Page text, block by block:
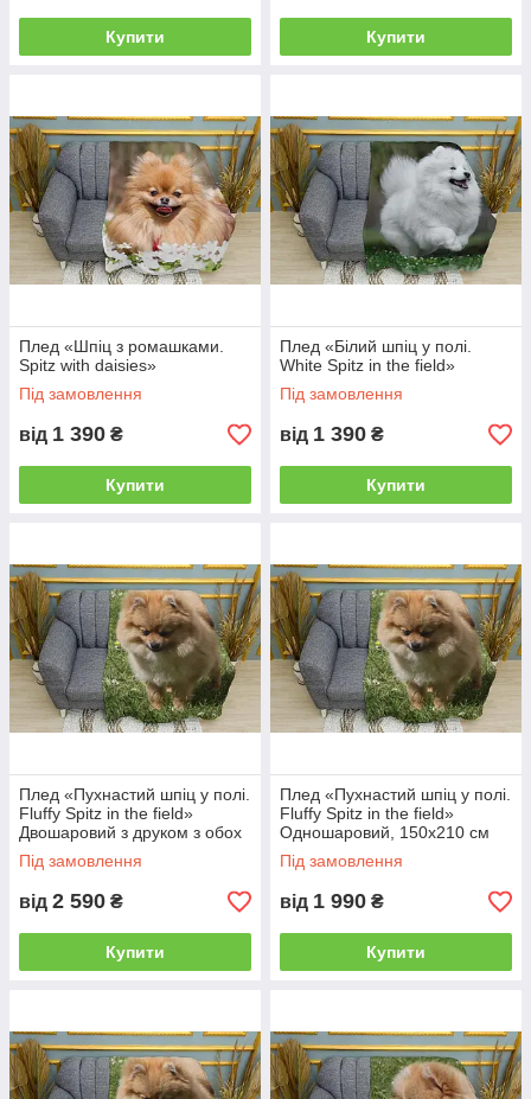
Купити Купити
Плед «Шпіц з ромашками.
Spitz with daisies»
Під замовлення
від 1 390 ₴
Купити
Плед «Білий шпіц у полі.
White Spitz in the field»
Під замовлення
від 1 390 ₴
Купити
Плед «Пухнастий шпіц у полі.
Fluffy Spitz in the field»
Двошаровий з друком з обох
боків, 135х150 см
Під замовлення
від 2 590 ₴
Купити
Плед «Пухнастий шпіц у полі.
Fluffy Spitz in the field»
Одношаровий, 150х210 см
Під замовлення
від 1 990 ₴
Купити